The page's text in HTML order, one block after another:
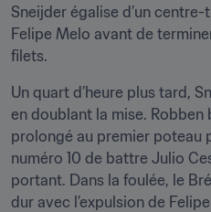
Sneijder égalise d’un
Felipe Melo avant de
filets.
Un quart d’heure plus tard,
en doublant la mise.
prolongé au premier poteau
numéro 10 de battre Julio
portant. Dans la foulée, le
dur avec l’expulsion de